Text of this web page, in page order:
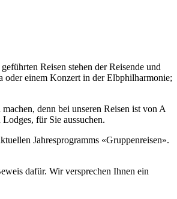
Reisen stehen der Reisende und
oder einem Konzert in der Elbphilharmonie;
denn bei unseren Reisen ist von A
für Sie aussuchen.
Jahresprogramms «Gruppenreisen».
dafür. Wir versprechen Ihnen ein